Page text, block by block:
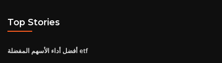
Top Stories
أفضل أداء الأسهم المفضلة etf